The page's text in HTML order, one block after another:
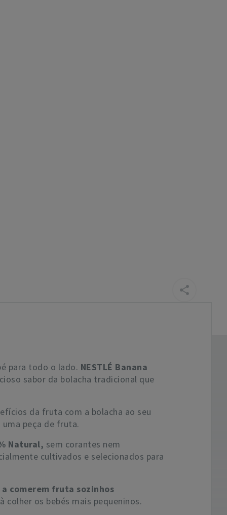
para todo o lado. NESTLÉ Banana
sabor da bolacha tradicional que
da fruta com a bolacha ao seu
peça de fruta.
Natural, sem corantes nem
cultivados e selecionados para
comerem fruta sozinhos
os bebés mais pequeninos.